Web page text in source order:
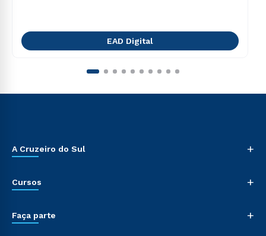
EAD Digital
A Cruzeiro do Sul +
Cursos +
Faça parte +